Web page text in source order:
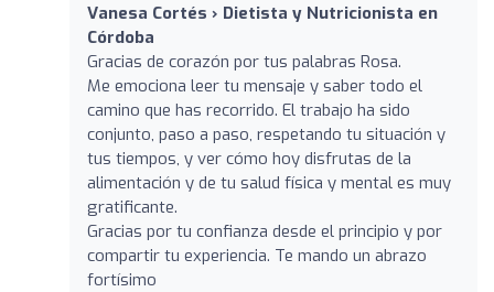
Vanesa Cortés › Dietista y Nutricionista en
Córdoba
Gracias de corazón por tus palabras Rosa.
Me emociona leer tu mensaje y saber todo el
camino que has recorrido. El trabajo ha sido
conjunto, paso a paso, respetando tu situación y
tus tiempos, y ver cómo hoy disfrutas de la
alimentación y de tu salud física y mental es muy
gratificante.
Gracias por tu confianza desde el principio y por
compartir tu experiencia. Te mando un abrazo
fortísimo